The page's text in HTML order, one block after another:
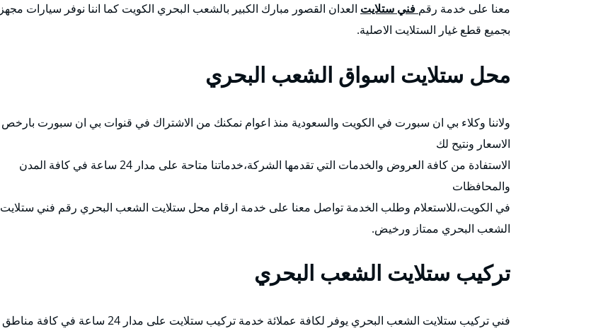
معنا على خدمة رقم فني ستلايت العدان القصور مبارك الكبير بالشعب البحري الكويت كما اننا نوفر سيارات مجهز
بجميع قطع غيار الستلايت الاصلية.
محل ستلايت اسواق الشعب البحري
ولاننا وكلاء بي ان سبورت في الكويت والسعودية منذ اعوام نمكنك من الاشتراك في قنوات بي ان سبورت بارخص
الاسعار ونتيح لك
الاستفادة من كافة العروض والخدمات التي تقدمها الشركة،خدماتنا متاحة على مدار 24 ساعة في كافة المدن
والمحافظات
في الكويت،للاستعلام وطلب الخدمة تواصل معنا على خدمة ارقام محل ستلايت الشعب البحري رقم فني ستلايت
الشعب البحري ممتاز ورخيض.
تركيب ستلايت الشعب البحري
فني تركيب ستلايت الشعب البحري يوفر لكافة عملائة خدمة تركيب ستلايت على مدار 24 ساعة في كافة مناطق